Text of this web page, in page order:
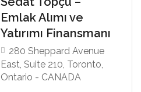
Emlak Alımı ve
Yatırımı Finansmanı
280 Sheppard Avenue
East, Suite 210, Toronto,
Ontario - CANADA